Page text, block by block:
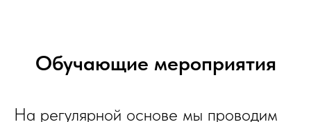
Обучающие мероприятия
На регулярной основе мы проводим